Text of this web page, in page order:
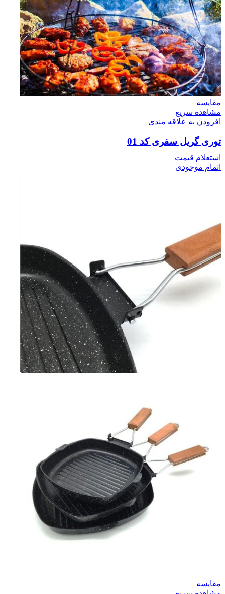
مقایسه
مشاهده سریع
افزودن به علاقه مندی
توری گریل سفری کد 01
استعلام قیمت
اتمام موجودی
مقایسه